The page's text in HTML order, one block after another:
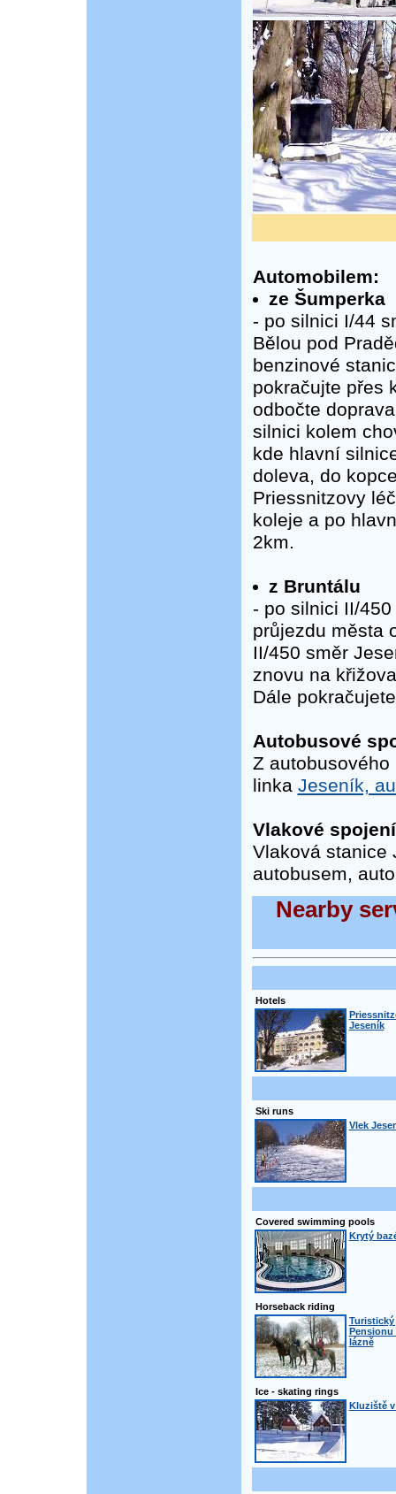
Automobilem:
ze Šumperka
- po silnici I/44
Bělou pod
benzinové
pokračujte přes
odbočte
silnici kolem
kde hlavní
doleva, do
Priessnitzovy
koleje a po
2km.
z Bruntálu
- po silnici II/
průjezdu města
II/450 směr
znovu na
Dále
Autobusové
Z
linka Jeseník,
Vlakové
Vlaková stanice
autobusem,
Nearby
Hotels
Jeseník
Ski runs
Vlek
Covered swimming pools
Krytý
Horseback riding
Pensionu
lázně
Ice - skating rings
Kluziště